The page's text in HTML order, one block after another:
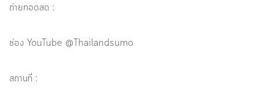
ถ่ายทอดสด :
ช่อง YouTube @Thailandsumo
สถานที่ :